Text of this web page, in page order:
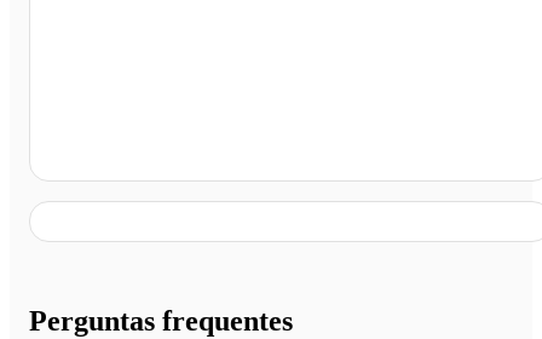
Perguntas frequentes